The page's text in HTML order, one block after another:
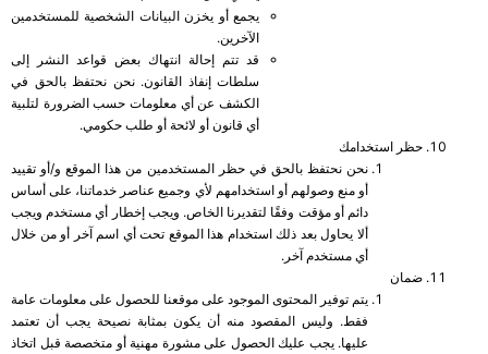
يجمع أو يخزن البيانات الشخصية للمستخدمين
الآخرين.
قد تتم إحالة انتهاك بعض قواعد النشر إلى
سلطات إنفاذ القانون. نحن نحتفظ بالحق في
الكشف عن أي معلومات حسب الضرورة لتلبية
أي قانون أو لائحة أو طلب حكومي.
حظر استخدامك
نحن نحتفظ بالحق في حظر المستخدمين من هذا الموقع و/أو تقييد
أو منع وصولهم أو استخدامهم لأي وجميع عناصر خدماتنا، على أساس
دائم أو مؤقت وفقًا لتقديرنا الخاص. ويجب إخطار أي مستخدم ويجب
ألا يحاول بعد ذلك استخدام هذا الموقع تحت أي اسم آخر أو من خلال
أي مستخدم آخر.
ضمان
يتم توفير المحتوى الموجود على موقعنا للحصول على معلومات عامة
فقط. وليس المقصود منه أن يكون بمثابة نصيحة يجب أن تعتمد
عليها. يجب عليك الحصول على مشورة مهنية أو متخصصة قبل اتخاذ